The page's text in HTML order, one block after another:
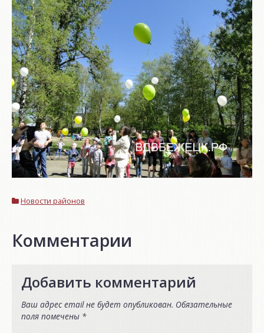
Новости районов
Комментарии
Добавить комментарий
Ваш адрес email не будет опубликован. Обязательные
поля помечены *